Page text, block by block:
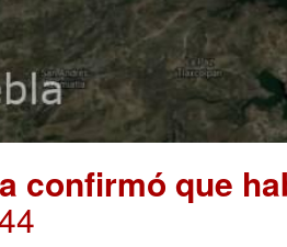
confirmó que